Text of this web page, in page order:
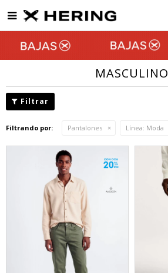

MASCULINO
Filtrando por: Pantalones Línea: Moda